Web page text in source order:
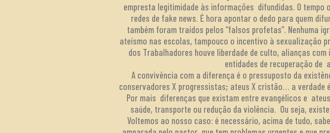
empresta legitimidade às informações difundidas. O
redes de fake news. É hora apontar o dedo para quem
também foram traídos pelos “falsos profetas”. Nenhuma
ateísmo nas escolas, tampouco o incentivo à sexualização
dos Trabalhadores houve liberdade de culto, alianças
entidades de recuperação
A convivência com a diferença é o pressuposto da
conservadores X progressistas; ateus X cristão… a
Por mais diferenças que existam entre evangélicos e
saúde, transporte ou redução da violência. Ou seja,
Voltemos ao nosso caso: é necessário, acima de tudo,